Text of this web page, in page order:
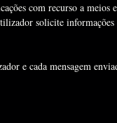
com recurso a meios
solicite informações
e cada mensagem